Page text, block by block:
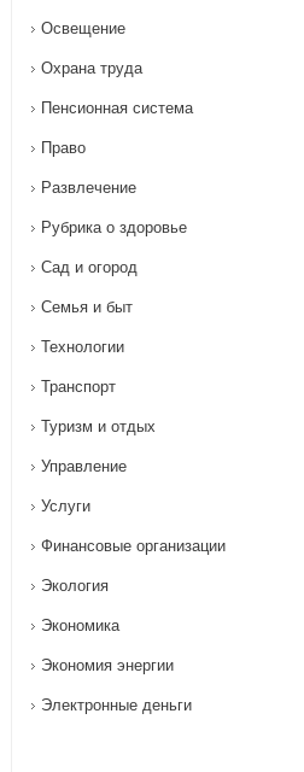
Освещение
Охрана труда
Пенсионная система
Право
Развлечение
Рубрика о здоровье
Сад и огород
Семья и быт
Технологии
Транспорт
Туризм и отдых
Управление
Услуги
Финансовые организации
Экология
Экономика
Экономия энергии
Электронные деньги